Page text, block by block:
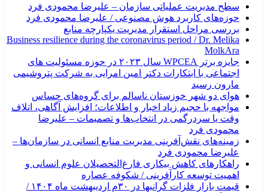
سطح مدیریت عملیاتی سازمان – علیرضا محمودی فرد
حوزه‌های کاربرد هوش مصنوعی / علیرضا محمودی فرد
بررسی مراحل استقرار مدیریت یکپارچه منابع
Business resilience during the coronavirus period / Dr. Melika
MolkAra
جایزه برتر WPCEA سال ۲۰۲۳ در حوزه مسئولیت های
اجتماعی با ابتکارات دکتر امین امرایی به شرکت پتروشیمی
مارون رسید
هوای دو شهر خوزستان ناسالم برای گروه‌های حساس
مواجهه با حجیم زیاد اخبار و اطلاعات؛ افزایش آگاهی، اتلاف
وقت یا سردرگمی در انتخاب‌ها و تصمیمات – علیرضا
محمودی فرد
زمینه‌های نقش‌آفرینی مدیریت منابع انسانی در سازمان‌ها –
علیرضا محمودی فرد
راهکارهای کاهش بیکاری فارغ‌التحصیلان علوم انسانی و
اهمیت توسعه کارآفرینی / شکوفه عصاره
قیمت بازار فلزات گرانبها در ۳۰م اردیبهشت ماه ۱۴۰۴ /